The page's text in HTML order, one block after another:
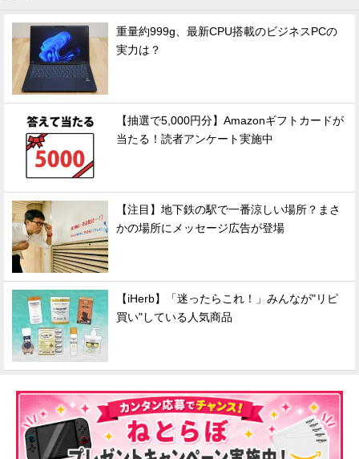
重量約999g、最新CPU搭載のビジネスPCの
実力は？
【抽選で5,000円分】Amazonギフトカードが
当たる！読者アンケート実施中
【注目】地下鉄の駅で一番涼しい場所？まさ
かの場所にメッセージ広告が登場
【iHerb】「迷ったらこれ！」みんなが"リピ
買い"している人気商品